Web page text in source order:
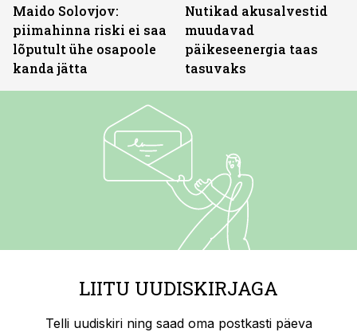
Maido Solovjov:
piimahinna riski ei saa
lõputult ühe osapoole
kanda jätta
Nutikad akusalvestid
muudavad
päikeseenergia taas
tasuvaks
LIITU UUDISKIRJAGA
Telli uudiskiri ning saad oma postkasti päeva